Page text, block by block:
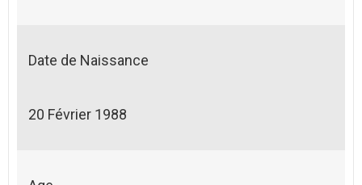
Date de Naissance
20 Février 1988